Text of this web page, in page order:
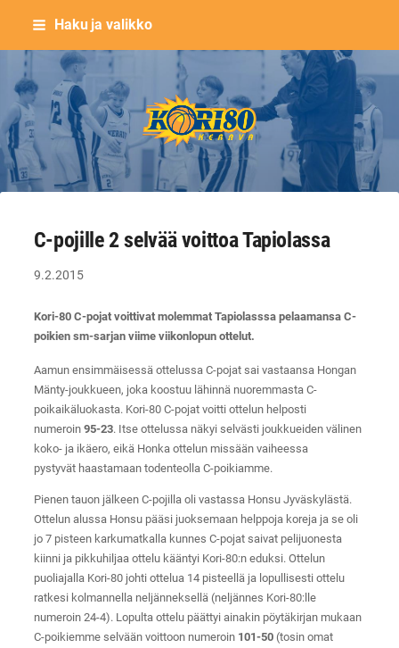
Siirry
sisältöön
Haku ja valikko
Keravan Kori-80 ry
C-pojille 2 selvää voittoa Tapiolassa
9.2.2015
Kori-80 C-pojat voittivat molemmat Tapiolasssa pelaamansa C-
poikien sm-sarjan viime viikonlopun ottelut.
Aamun ensimmäisessä ottelussa C-pojat sai vastaansa Hongan
Mänty-joukkueen, joka koostuu lähinnä nuoremmasta C-
poikaikäluokasta. Kori-80 C-pojat voitti ottelun helposti
numeroin 95-23. Itse ottelussa näkyi selvästi joukkueiden välinen
koko- ja ikäero, eikä Honka ottelun missään vaiheessa
pystyvät haastamaan todenteolla C-poikiamme.
Pienen tauon jälkeen C-pojilla oli vastassa Honsu Jyväskylästä.
Ottelun alussa Honsu pääsi juoksemaan helppoja koreja ja se oli
jo 7 pisteen karkumatkalla kunnes C-pojat saivat pelijuonesta
kiinni ja pikkuhiljaa ottelu kääntyi Kori-80:n eduksi. Ottelun
puoliajalla Kori-80 johti ottelua 14 pisteellä ja lopullisesti ottelu
ratkesi kolmannella neljänneksellä (neljännes Kori-80:lle
numeroin 24-4). Lopulta ottelu päättyi ainakin pöytäkirjan mukaan
C-poikiemme selvään voittoon numeroin 101-50 (tosin omat